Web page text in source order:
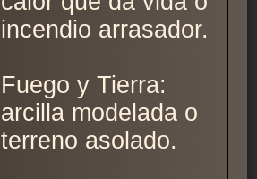
incendio arrasador.
Fuego y Tierra:
arcilla modelada o
terreno asolado.